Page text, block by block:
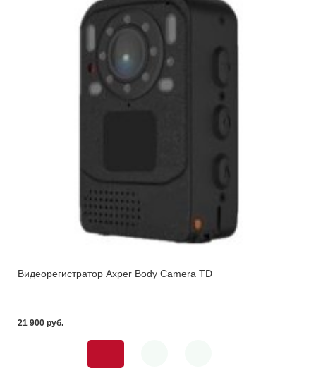
Видеорегистратор Axper Body Camera TD
21 900 pуб.